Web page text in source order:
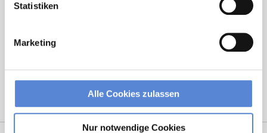
Statistiken
Marketing
Alle Cookies zulassen
Nur notwendige Cookies
habe ich die
gelesen
markierte Felder sind Pflichtfelder